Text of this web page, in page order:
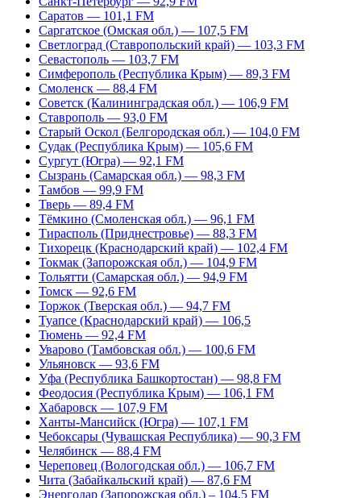
Саратов — 101,1 FM
Саргатское (Омская обл.) — 107,5 FM
Светлоград (Ставропольский край) — 103,3 FM
Севастополь — 103,7 FM
Симферополь (Республика Крым) — 89,3 FM
Смоленск — 88,4 FM
Советск (Калининградская обл.) — 106,9 FM
Ставрополь — 93,0 FM
Старый Оскол (Белгородская обл.) — 104,0 FM
Судак (Республика Крым) — 105,6 FM
Сургут (Югра) — 92,1 FM
Сызрань (Самарская обл.) — 98,3 FM
Тамбов — 99,9 FM
Тверь — 89,4 FM
Тёмкино (Смоленская обл.) — 96,1 FM
Тирасполь (Приднестровье) — 88,3 FM
Тихорецк (Краснодарский край) — 102,4 FM
Токмак (Запорожская обл.) — 104,9 FM
Тольятти (Самарская обл.) — 94,9 FM
Томск — 92,6 FM
Торжок (Тверская обл.) — 94,7 FM
Туапсе (Краснодарский край) — 106,5
Тюмень — 92,4 FM
Уварово (Тамбовская обл.) — 100,6 FM
Ульяновск — 93,6 FM
Уфа (Республика Башкортостан) — 98,8 FM
Феодосия (Республика Крым) — 106,1 FM
Хабаровск — 107,9 FM
Ханты-Мансийск (Югра) — 107,1 FM
Чебоксары (Чувашская Республика) — 90,3 FM
Челябинск — 88,4 FM
Череповец (Вологодская обл.) — 106,7 FM
Чита (Забайкальский край) — 87,6 FM
Энергодар (Запорожская обл.) – 104,5 FM